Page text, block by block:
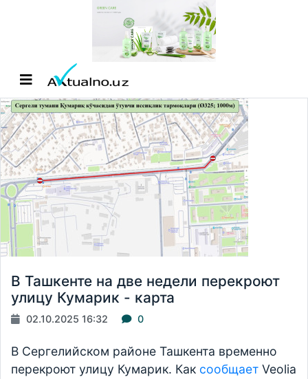
В Ташкенте на две недели перекроют
улицу Кумарик - карта
02.10.2025 16:32 0
В Сергелийском районе Ташкента временно
перекроют улицу Кумарик. Как сообщает Veolia